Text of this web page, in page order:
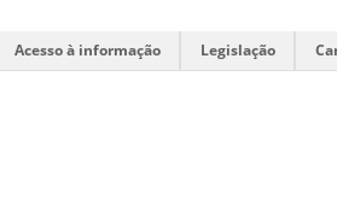
Acesso à informação Legislação